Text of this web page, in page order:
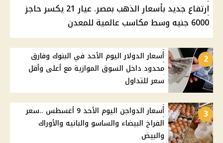
ارتفاع جديد بأسعار الذهب بمصر. عيار 21 يكسر حاجز
6000 جنيه وسط مكاسب عالمية للمعدن
2
أسعار الدولار اليوم الأحد في البنوك وفارق
محدود داخل السوق الموازية مع أعلى وأقل
سعر للتداول
3
أسعار الدواجن اليوم الأحد 9 أغسطس ..سعر
الفراخ البيضاء والساسو والبانيه والأوراك
والبيض